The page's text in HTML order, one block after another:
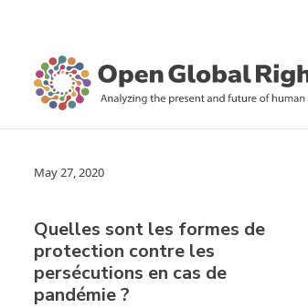
May 27, 2020
Quelles sont les formes de
protection contre les
persécutions en cas de
pandémie ?